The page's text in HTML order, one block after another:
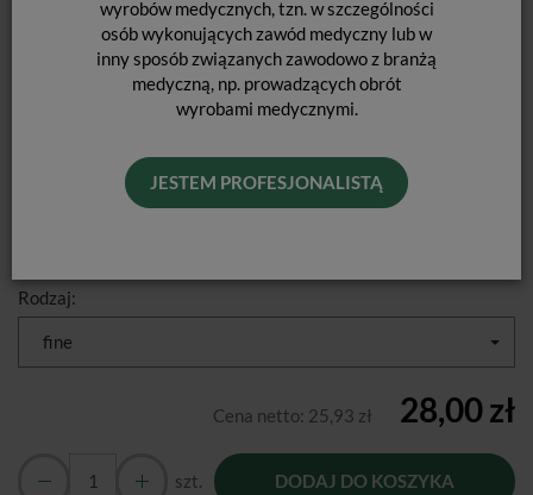
wyrobów medycznych, tzn. w szczególności
osób wykonujących zawód medyczny lub w
inny sposób związanych zawodowo z branżą
medyczną, np. prowadzących obrót
wyrobami medycznymi.
JESTEM PROFESJONALISTĄ
PASKI METALOWE JEDNOSTRONNE
Z NASYPEM DIAMENTOWYM I
ZĄBKOWANIEM / 5SZT.
Pol-Intech
Jest
Rodzaj:
fine
Cena netto: 25,93 zł 28,00 zł
szt. DODAJ DO KOSZYKA